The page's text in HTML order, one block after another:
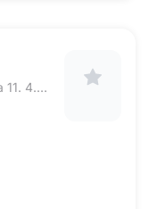
1138 Budapest, Sólyatér utca 11. 4.emelet 45.